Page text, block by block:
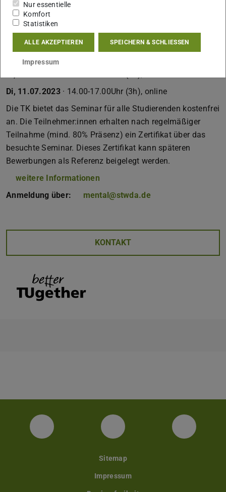
Di, 30.05.2023· 14.00-17.00Uhr (3h), online
Di, 06.06.2023
Sa, 17.06.2023· 09.00-16.00Uhr (7h), Präsenz
Di, 27.06.2023
Di, 11.07.2023· 14.00-17.00Uhr (3h), online
Die TK bietet das Seminar für alle Studierenden kostenfrei
an. Die Teilnehmer:innen erhalten nach regelmäßiger
Teilnahme (mind. 80% Präsenz) ein Zertifikat über das
besuchte Seminar. Dieses Zertifikat kann späteren
Bewerbungen als Referenz beigelegt werden.
weitere Informationen
Anmeldung über:
mental@stwda.de
KONTAKT
Facebook Instagram YouTube
Sitemap
Impressum
Nur essentielle
Komfort
Statistiken
ALLE AKZEPTIEREN SPEICHERN & SCHLIESSEN
Impressum